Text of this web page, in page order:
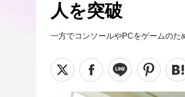
人を突破
一方でコンソールやPCをゲームのた